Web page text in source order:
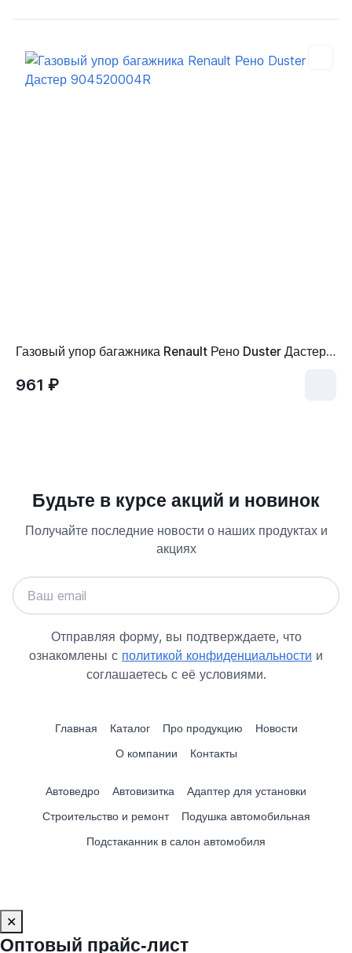
Газовый упор багажника Renault Рено Duster Дастер 904520004R
961 ₽
Будьте в курсе акций и новинок
Получайте последние новости о наших продуктах и
акциях
Отправляя форму, вы подтверждаете, что
ознакомлены с политикой конфиденциальности и
соглашаетесь с её условиями.
Главная Каталог Про продукцию
Новости
О компании
Контакты
Автоведро Автовизитка
Адаптер для установки
Строительство и ремонт
Подушка автомобильная
Подстаканник в салон автомобиля
✕
Оптовый прайс‑лист